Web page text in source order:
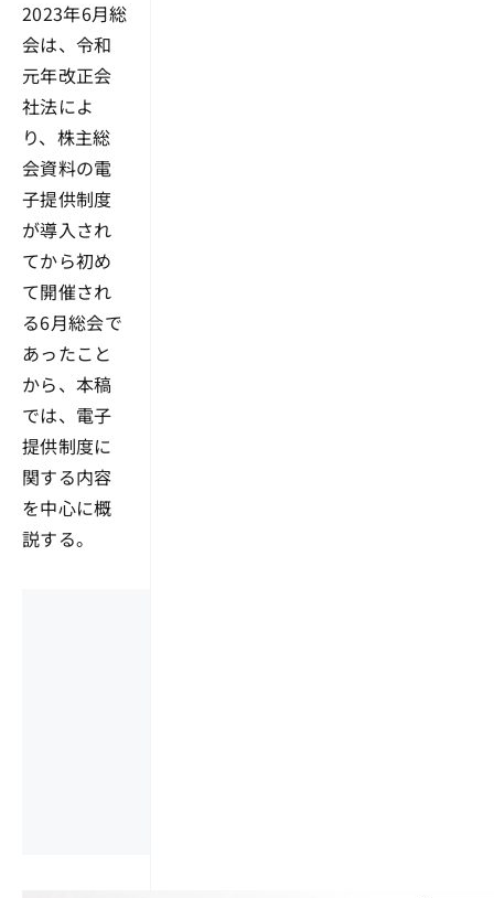
2023年6月総
会は、令和
元年改正会
社法によ
り、株主総
会資料の電
子提供制度
が導入され
てから初め
て開催され
る6月総会で
あったこと
から、本稿
では、電子
提供制度に
関する内容
を中心に概
説する。